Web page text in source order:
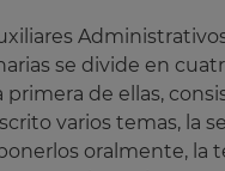
se divide en
primera de ellas,
varios temas, la
oralmente, la